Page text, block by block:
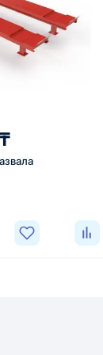
заказ
на сайте,
через
звонка.